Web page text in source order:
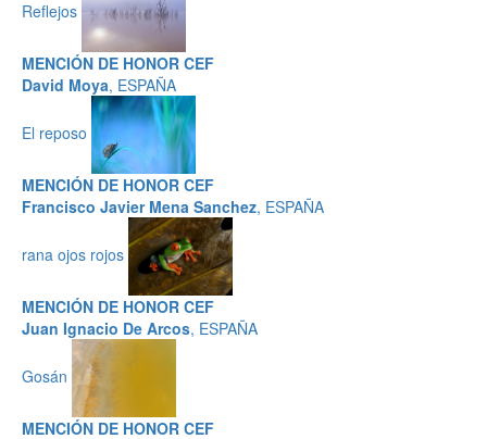
Reflejos
MENCIÓN DE HONOR CEF
David Moya, ESPAÑA
El reposo
MENCIÓN DE HONOR CEF
Francisco Javier Mena Sanchez, ESPAÑA
rana ojos rojos
MENCIÓN DE HONOR CEF
Juan Ignacio De Arcos, ESPAÑA
Gosán
MENCIÓN DE HONOR CEF